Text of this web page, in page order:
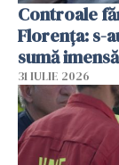
Controale
Florența: s-
sumă
31 IULIE 2026